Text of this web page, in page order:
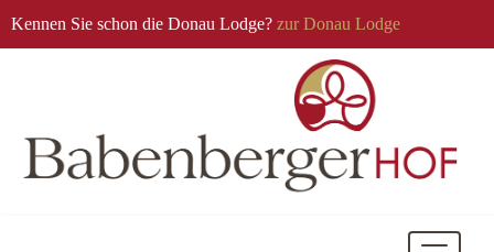
Kennen Sie schon die Donau Lodge? zur Donau Lodge